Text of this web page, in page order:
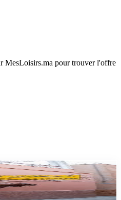
MesLoisirs.ma pour trouver l'offre